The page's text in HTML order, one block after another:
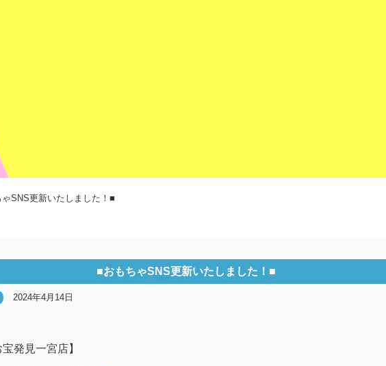
SNS更新いたしました！■
■おもちゃSNS更新いたしました！■
2024年4月14日
宝発見一宮店】